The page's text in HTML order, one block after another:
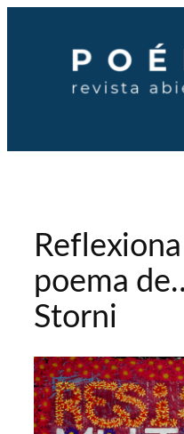
contenido
poema
Storni